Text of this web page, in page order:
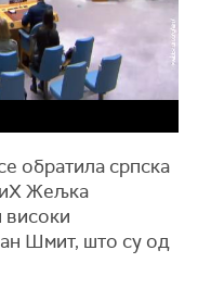
којима се
БиХ и
Западног
у БиХ и
је, представља
гувернера и
тенденцију да
доношења
раде у корист
додао је Јенча.
обратила српска
Жељка
високи
Шмит, што су од